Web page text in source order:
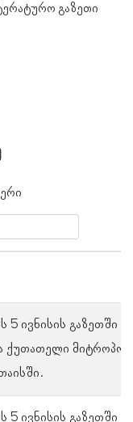
გაზეთი
5 ივნისის გაზეთში
ქუთათელი
5 ივნისის გაზეთში